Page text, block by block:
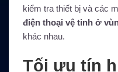
kiểm tra thiết bị và các
điện thoại vệ tinh ở
khác nhau.
Tối ưu tín